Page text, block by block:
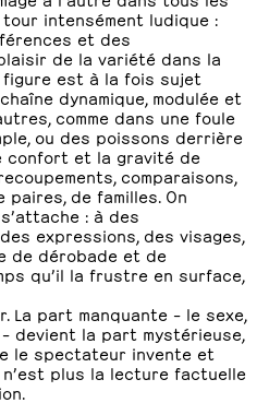
intensément ludique :
et des
de la variété dans la
figure est à la fois sujet
dynamique, modulée et
comme dans une foule
ou des poissons derrière
confort et la gravité de
comparaisons,
de familles. On
: à des
expressions, des visages,
de dérobade et de
qu’il la frustre en surface,
part manquante – le sexe,
devient la part mystérieuse,
le spectateur invente et
plus la lecture factuelle